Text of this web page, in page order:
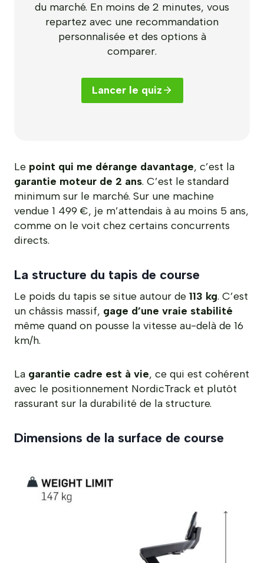
du marché. En moins de 2 minutes, vous
repartez avec une recommandation
personnalisée et des options à
comparer.
Lancer le quiz
Le point qui me dérange davantage, c’est la
garantie moteur de 2 ans. C’est le standard
minimum sur le marché. Sur une machine
vendue 1 499 €, je m’attendais à au moins 5 ans,
comme on le voit chez certains concurrents
directs.
La structure du tapis de course
Le poids du tapis se situe autour de 113 kg. C’est
un châssis massif, gage d’une vraie stabilité
même quand on pousse la vitesse au-delà de 16
km/h.
La garantie cadre est à vie, ce qui est cohérent
avec le positionnement NordicTrack et plutôt
rassurant sur la durabilité de la structure.
Dimensions de la surface de course